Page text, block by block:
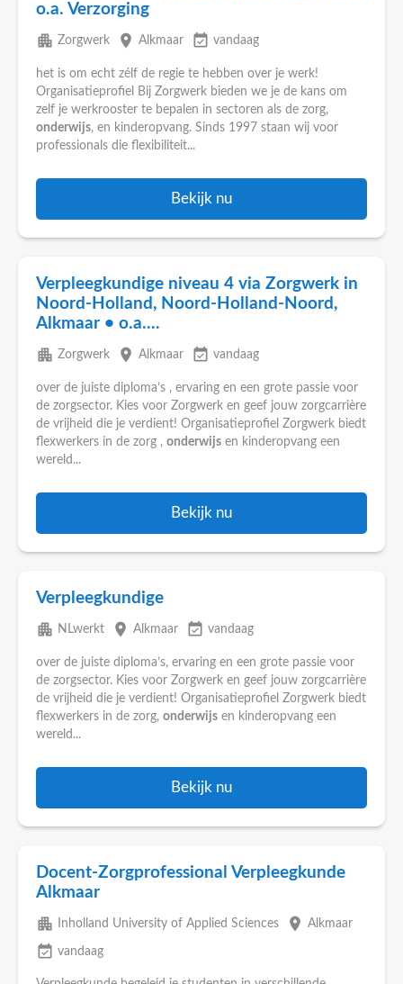
o.a. Verzorging
apartment Zorgwerk place Alkmaar event_available vandaag
het is om echt zélf de regie te hebben over je werk!
Organisatieprofiel Bij Zorgwerk bieden we je de kans om
zelf je werkrooster te bepalen in sectoren als de zorg,
onderwijs, en kinderopvang. Sinds 1997 staan wij voor
professionals die flexibiliteit...
Bekijk nu
Verpleegkundige niveau 4 via Zorgwerk in
Noord-Holland, Noord-Holland-Noord,
Alkmaar • o.a....
apartment Zorgwerk place Alkmaar event_available vandaag
over de juiste diploma’s , ervaring en een grote passie voor
de zorgsector. Kies voor Zorgwerk en geef jouw zorgcarrière
de vrijheid die je verdient! Organisatieprofiel Zorgwerk biedt
flexwerkers in de zorg , onderwijs en kinderopvang een
wereld...
Bekijk nu
Verpleegkundige
apartment NLwerkt place Alkmaar event_available vandaag
over de juiste diploma’s, ervaring en een grote passie voor
de zorgsector. Kies voor Zorgwerk en geef jouw zorgcarrière
de vrijheid die je verdient! Organisatieprofiel Zorgwerk biedt
flexwerkers in de zorg, onderwijs en kinderopvang een
wereld...
Bekijk nu
Docent-Zorgprofessional Verpleegkunde
Alkmaar
apartment Inholland University of Applied Sciences place Alkmaar
event_available vandaag